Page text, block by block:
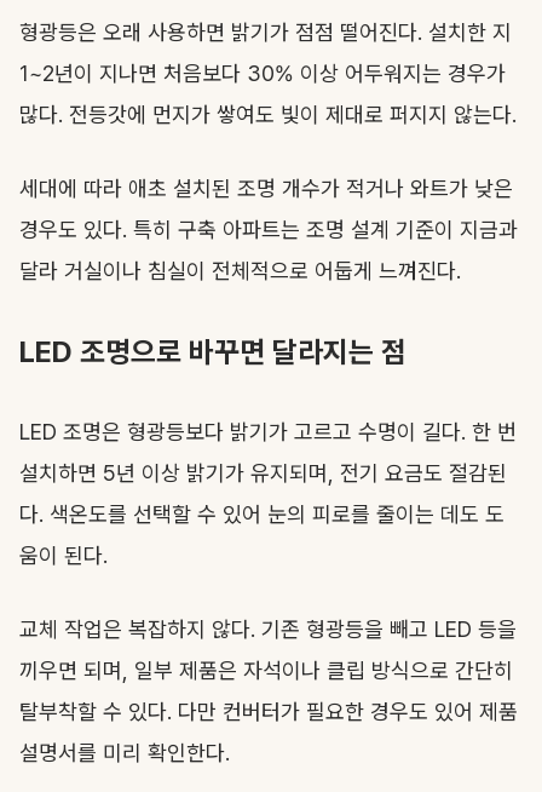
형광등은 오래 사용하면 밝기가 점점 떨어진다. 설치한 지
1~2년이 지나면 처음보다 30% 이상 어두워지는 경우가
많다. 전등갓에 먼지가 쌓여도 빛이 제대로 퍼지지 않는다.
세대에 따라 애초 설치된 조명 개수가 적거나 와트가 낮은
경우도 있다. 특히 구축 아파트는 조명 설계 기준이 지금과
달라 거실이나 침실이 전체적으로 어둡게 느껴진다.
LED 조명으로 바꾸면 달라지는 점
LED 조명은 형광등보다 밝기가 고르고 수명이 길다. 한 번
설치하면 5년 이상 밝기가 유지되며, 전기 요금도 절감된
다. 색온도를 선택할 수 있어 눈의 피로를 줄이는 데도 도
움이 된다.
교체 작업은 복잡하지 않다. 기존 형광등을 빼고 LED 등을
끼우면 되며, 일부 제품은 자석이나 클립 방식으로 간단히
탈부착할 수 있다. 다만 컨버터가 필요한 경우도 있어 제품
설명서를 미리 확인한다.